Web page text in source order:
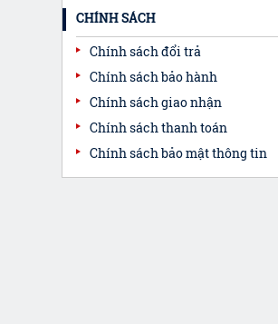
CHÍNH SÁCH
Chính sách đổi trả
Chính sách bảo hành
Chính sách giao nhận
Chính sách thanh toán
Chính sách bảo mật thông tin